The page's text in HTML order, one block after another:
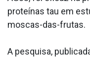
proteínas tau em
moscas-das-frutas.
A pesquisa,